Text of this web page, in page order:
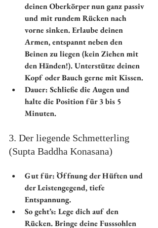
deinen Oberkörper nun ganz passiv
und mit rundem Rücken nach
vorne sinken. Erlaube deinen
Armen, entspannt neben den
Beinen zu liegen (kein Ziehen mit
den Händen!). Unterstütze deinen
Kopf oder Bauch gerne mit Kissen.
Dauer: Schließe die Augen und
halte die Position für 3 bis 5
Minuten.
3. Der liegende Schmetterling
(Supta Baddha Konasana)
Gut für: Öffnung der Hüften und
der Leistengegend, tiefe
Entspannung.
So geht’s: Lege dich auf den
Rücken. Bringe deine Fusssohlen